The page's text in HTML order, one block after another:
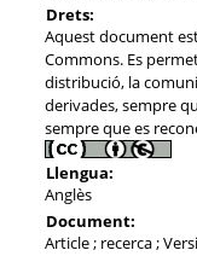
Drets:
Aquest document
Commons. Es
distribució, la
derivades, sempre
sempre que es
Llengua:
Anglès
Document:
Article ; recerca ;